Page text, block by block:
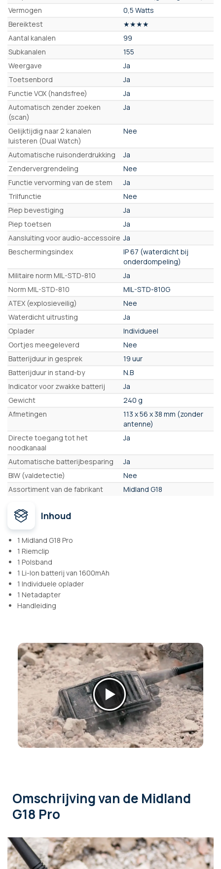
Vermogen
0,5 Watts
Bereiktest
★★★★
Aantal kanalen
99
Subkanalen
155
Weergave
Ja
Toetsenbord
Ja
Functie VOX (handsfree)
Ja
Automatisch zender zoeken
(scan)
Ja
Gelijktijdig naar 2 kanalen
luisteren (Dual Watch)
Nee
Automatische ruisonderdrukking
Ja
Zendervergrendeling
Nee
Functie vervorming van de stem
Ja
Trilfunctie
Nee
Piep bevestiging
Ja
Piep toetsen
Ja
Aansluiting voor audio-accessoire Ja
Beschermingsindex
IP 67 (waterdicht bij
onderdompeling)
Militaire norm MIL-STD-810
Ja
Norm MIL-STD-810
MIL-STD-810G
ATEX (explosieveilig)
Nee
Waterdicht uitrusting
Ja
Oplader
Individueel
Oortjes meegeleverd
Nee
Batterijduur in gesprek
19 uur
Batterijduur in stand-by
N.B
Indicator voor zwakke batterij
Ja
Gewicht
240 g
Afmetingen
113 x 56 x 38 mm (zonder
antenne)
Directe toegang tot het
noodkanaal
Ja
Automatische batterijbesparing
Ja
BIW (valdetectie)
Nee
Assortiment van de fabrikant
Midland G18
Inhoud
1 Midland G18 Pro
1 Riemclip
1 Polsband
1 Li-Ion batterij van 1600mAh
1 Individuele oplader
1 Netadapter
Handleiding
Omschrijvingvan de Midland
G18 Pro